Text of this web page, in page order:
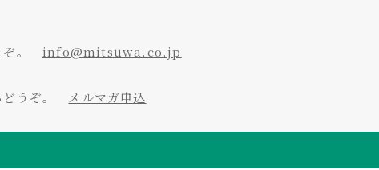
ぞ。 info@mitsuwa.co.jp
どうぞ。 メルマガ申込